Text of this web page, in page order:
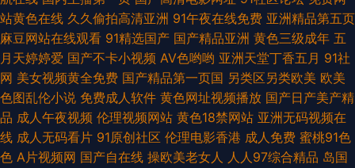
片 久草超爱 久草首页在线精品视频
站黄色在线 久久偷拍高清亚洲 91午夜在线免费 亚洲精品第五页
麻豆网站在线观看 91精选国产 国产精品亚洲 黄色三级成年 五
月天婷婷爱 国产不卡小视频 AV色哟哟 亚洲天堂丁香五月 91社
网 美女视频黄全免费 国产精品第一页国 另类区另类欧美 欧美
色图乱伦小说 免费成人软件 黄色网址视频播放 国产日产美产精
品 成人午夜视频 伦理视频网站 黄色18禁网站 亚洲无码视频在
线 成人无码看片 91原创社区 伦理电影香港 成人免费 蜜桃91色
色 A片视频网 国产自在线 操欧美老女人 人人97综合精品 岛国